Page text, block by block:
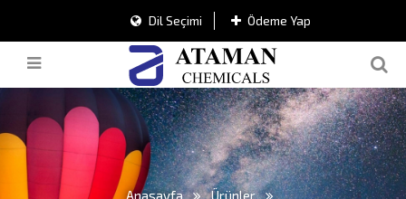
Dil Seçimi Ödeme Yap
Anasayfa Ürünler